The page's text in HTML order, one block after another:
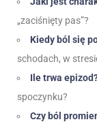
„zaciśnięty pas”?
Kiedy ból się
schodach, w
Ile trwa
spoczynku?
Czy ból